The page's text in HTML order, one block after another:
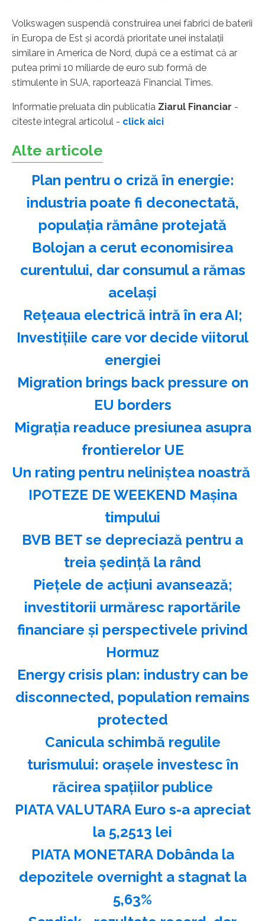
Volkswagen suspendă construirea unei fabrici de baterii
în Europa de Est şi acordă prioritate unei instalaţii
similare în America de Nord, după ce a estimat că ar
putea primi 10 miliarde de euro sub formă de
stimulente în SUA, raportează Financial Times.
Informatie preluata din publicatia Ziarul Financiar -
citeste integral articolul - click aici
Alte articole
Plan pentru o criză în energie:
industria poate fi deconectată,
populaţia rămâne protejată
Bolojan a cerut economisirea
curentului, dar consumul a rămas
acelaşi
Reţeaua electrică intră în era AI;
Investiţiile care vor decide viitorul
energiei
Migration brings back pressure on
EU borders
Migraţia readuce presiunea asupra
frontierelor UE
Un rating pentru neliniştea noastră
IPOTEZE DE WEEKEND Maşina
timpului
BVB BET se depreciază pentru a
treia şedinţă la rând
Pieţele de acţiuni avansează;
investitorii urmăresc raportările
financiare şi perspectivele privind
Hormuz
Energy crisis plan: industry can be
disconnected, population remains
protected
Canicula schimbă regulile
turismului: oraşele investesc în
răcirea spaţiilor publice
PIATA VALUTARA Euro s-a apreciat
la 5,2513 lei
PIATA MONETARA Dobânda la
depozitele overnight a stagnat la
5,63%